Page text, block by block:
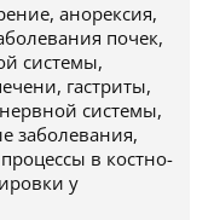
анорексия,
почек,
системы,
гастриты,
системы,
заболевания,
в костно-
у